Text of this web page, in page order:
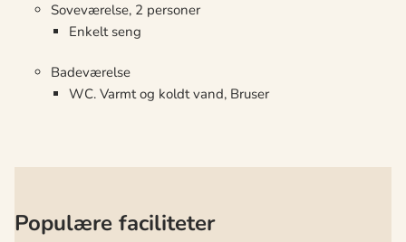
Soveværelse, 2 personer
Enkelt seng
Badeværelse
WC. Varmt og koldt vand, Bruser
Populære faciliteter